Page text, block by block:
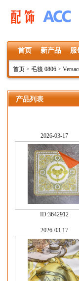
首页 新产品 服
首页 > 毛毯 0806 >
产品列表
2026-03-17
ID:3642912
2026-03-17